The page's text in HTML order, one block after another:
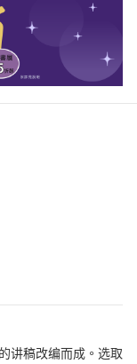
讲稿改编而成。选取